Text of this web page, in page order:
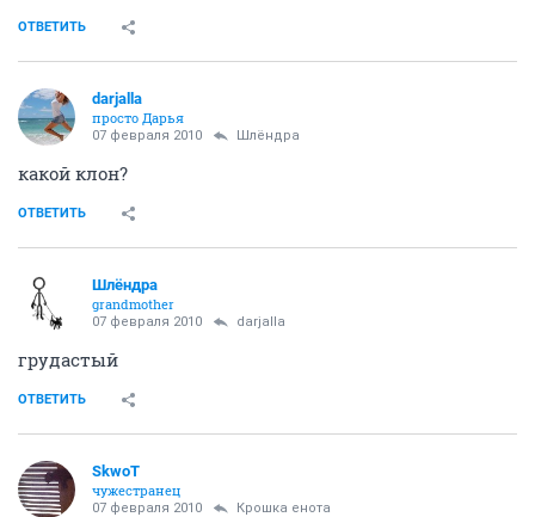
ОТВЕТИТЬ
darjalla
просто Дарья
07 февраля 2010 Шлёндра
какой клон?
ОТВЕТИТЬ
Шлёндра
grandmother
07 февраля 2010 darjalla
грудастый
ОТВЕТИТЬ
SkwоT
чужестранец
07 февраля 2010 Крошка енота